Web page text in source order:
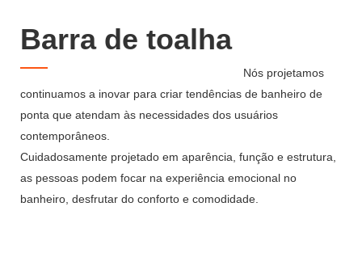
Barra de toalha
Nós projetamos
continuamos a inovar para criar tendências de banheiro de
ponta que atendam às necessidades dos usuários
contemporâneos.
Cuidadosamente projetado em aparência, função e estrutura,
as pessoas podem focar na experiência emocional no
banheiro, desfrutar do conforto e comodidade.